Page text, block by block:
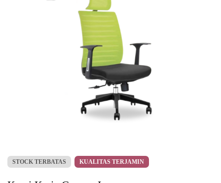
STOCK TERBATAS KUALITAS TERJAMIN